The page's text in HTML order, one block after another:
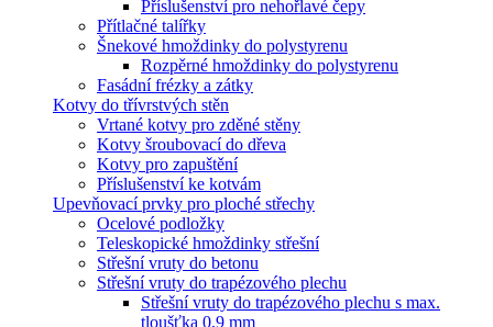
Příslušenství pro nehořlavé čepy
Přítlačné talířky
Šnekové hmoždinky do polystyrenu
Rozpěrné hmoždinky do polystyrenu
Fasádní frézky a zátky
Kotvy do třívrstvých stěn
Vrtané kotvy pro zděné stěny
Kotvy šroubovací do dřeva
Kotvy pro zapuštění
Příslušenství ke kotvám
Upevňovací prvky pro ploché střechy
Ocelové podložky
Teleskopické hmoždinky střešní
Střešní vruty do betonu
Střešní vruty do trapézového plechu
Střešní vruty do trapézového plechu s max.
tloušťka 0,9 mm